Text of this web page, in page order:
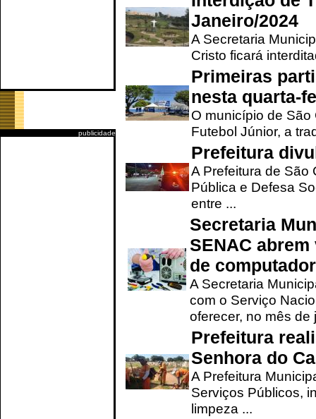
publicidade
Janeiro/2024
A Secretaria
Cristo ficará
Primeiras
nesta quarta-
O município de
Futebol Júnior, a
Prefeitura
A Prefeitura de São
Pública e Defesa
entre ...
Secretaria
SENAC
de
A Secretaria
com o Serviço
oferecer, no mês de
Prefeitura
Senhora do
A Prefeitura
Serviços Públicos,
limpeza ...